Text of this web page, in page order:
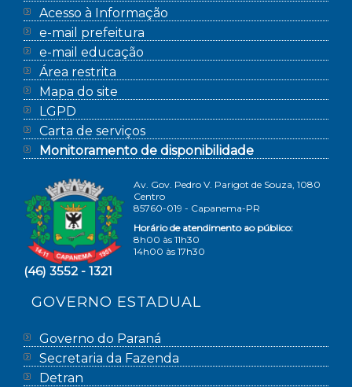
Acesso à Informação
e-mail prefeitura
e-mail educação
Área restrita
Mapa do site
LGPD
Carta de serviços
Monitoramento de disponibilidade
Av. Gov. Pedro V. Parigot de Souza, 1080
Centro
85760-019 - Capanema-PR
Horário de atendimento ao público:
8h00 às 11h30
14h00 às 17h30
(46) 3552 - 1321
GOVERNO ESTADUAL
Governo do Paraná
Secretaria da Fazenda
Detran